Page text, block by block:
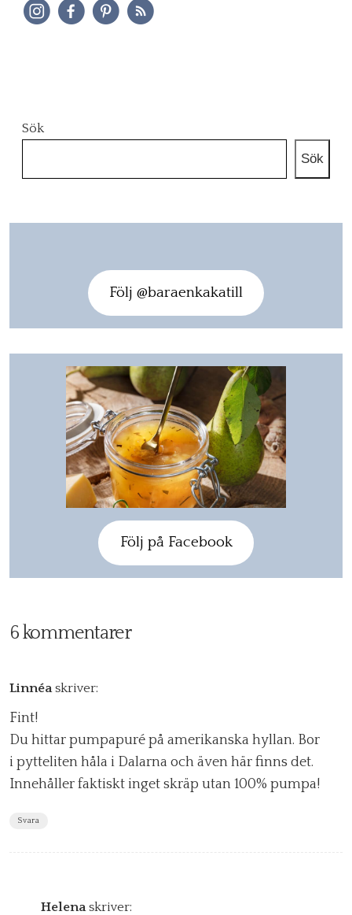
Sök
Sök
Följ @baraenkakatill
Följ på Facebook
6 kommentarer
Linnéa skriver:
Fint!
Du hittar pumpapuré på amerikanska hyllan. Bor
i pytteliten håla i Dalarna och även här finns det.
Innehåller faktiskt inget skräp utan 100% pumpa!
Svara
Helena skriver: